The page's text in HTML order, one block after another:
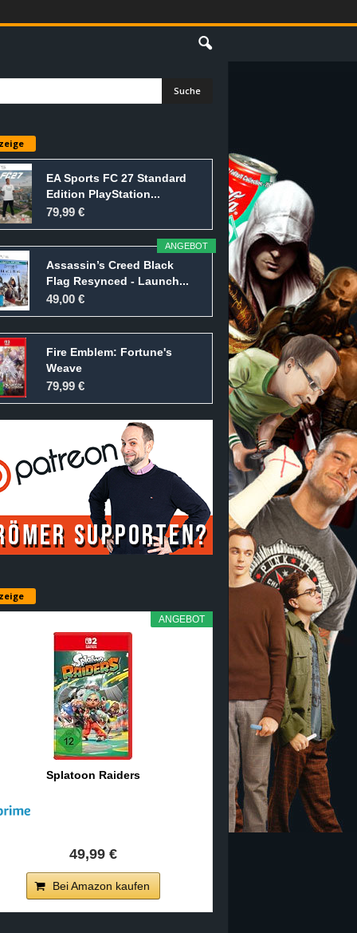
EA Sports FC 27 Standard
Edition PlayStation...
79,99 €
ANGEBOT
Assassin’s Creed Black
Flag Resynced - Launch...
49,00 €
Fire Emblem: Fortune's
Weave
79,99 €
ANGEBOT
Splatoon Raiders
49,99 €
Bei Amazon kaufen